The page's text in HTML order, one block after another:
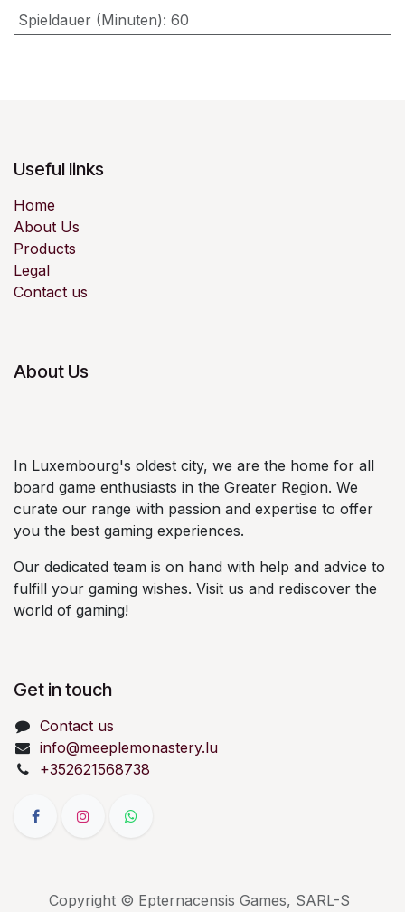
Spieldauer (Minuten): 60
Useful links
Home
About Us
Products
Legal
Contact us
About Us
In Luxembourg's oldest city, we are the home for all
board game enthusiasts in the Greater Region. We
curate our range with passion and expertise to offer
you the best gaming experiences.
Our dedicated team is on hand with help and advice to
fulfill your gaming wishes. Visit us and rediscover the
world of gaming!
Get in touch
Contact us
info@meeplemonastery.lu
+352621568738
Copyright © Epternacensis Games, SARL-S